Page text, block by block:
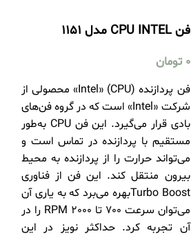
فن CPU INTEL مدل 1151
0 تومان
فن پردازنده (CPU) «Intel» محصولی از
شرکت «Intel» است که در گروه فن‌های
بادی قرار می‌گیرد. این فن CPU به‌طور
مستقیم با پردازنده در تماس است و
می‌تواند حرارت را از پردازنده به محیط
بیرون منتقل کند. این فن از فناوری
Turbo Boostبهره می‌برد که به یاری آن
می‌توان سرعت 700 تا 2000 RPM را در
آن تجربه کرد. حداکثر نویز در این